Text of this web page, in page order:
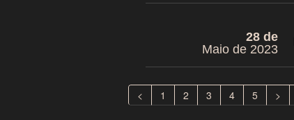
28 de
Maio de 2023
< 1 2 3 4 5 >